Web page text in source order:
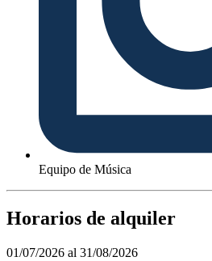
Equipo de Música
Horarios de alquiler
01/07/2026 al 31/08/2026